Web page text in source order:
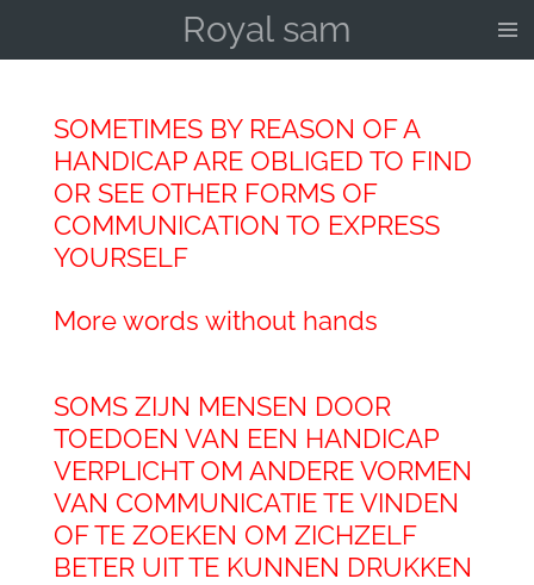
hoofdinhoud
Royal sam
SOMETIMES BY REASON OF A
HANDICAP ARE OBLIGED TO FIND
OR SEE OTHER FORMS OF
COMMUNICATION TO EXPRESS
YOURSELF
More words without hands
SOMS ZIJN MENSEN DOOR
TOEDOEN VAN EEN HANDICAP
VERPLICHT OM ANDERE VORMEN
VAN COMMUNICATIE TE VINDEN
OF TE ZOEKEN OM ZICHZELF
BETER UIT TE KUNNEN DRUKKEN